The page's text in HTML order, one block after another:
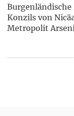
Burgenländische
Konzils von
Metropolit